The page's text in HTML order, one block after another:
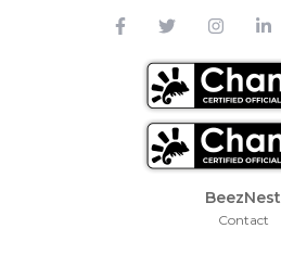
Footer Menu
BeezNest
Contact